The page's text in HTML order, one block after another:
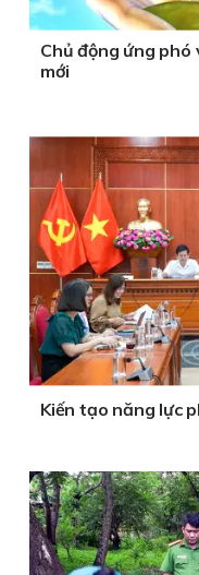
Chủ động ứng
mới
Kiến tạo năng lực